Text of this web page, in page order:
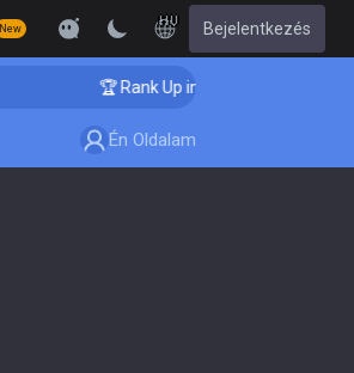
New
HU Bejelentkezés
🏆 Rank Up in 3 Days! Challenger
Én Oldalam